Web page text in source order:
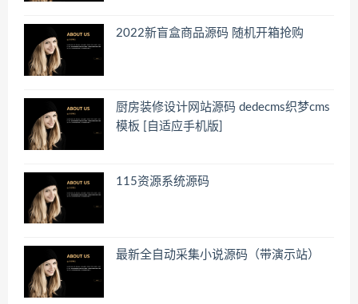
2022新盲盒商品源码 随机开箱抢购
厨房装修设计网站源码 dedecms织梦cms
模板 [自适应手机版]
115资源系统源码
最新全自动采集小说源码（带演示站）